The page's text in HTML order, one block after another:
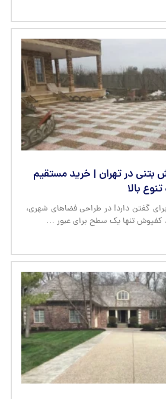
در تهران | خرید مستقیم
بالا
گفتن دارد! در طراحی فضاهای شهری،
کفپوش تنها یک سطح برای عبور …